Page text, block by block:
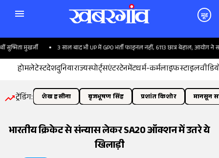
मूड
मुखर्जी 3 साल बाद भी UP में GPO भर्ती फाइनल नहीं, 6113 छात्र बेहाल; आयोग ने साधी
होमलेटेस्टदेशदुनियाराज्यस्पोर्ट्सएंटरटेनमेंटधर्म-कर्मलाइफस्टाइल
ट्रेंडिंग: शेख हसीना बृजभूषण सिंह प्रशांत किशोर मानसून
भारतीय क्रिकेट से संन्यास लेकर SA20 ऑक्शन में उतरे ये
खिलाड़ी